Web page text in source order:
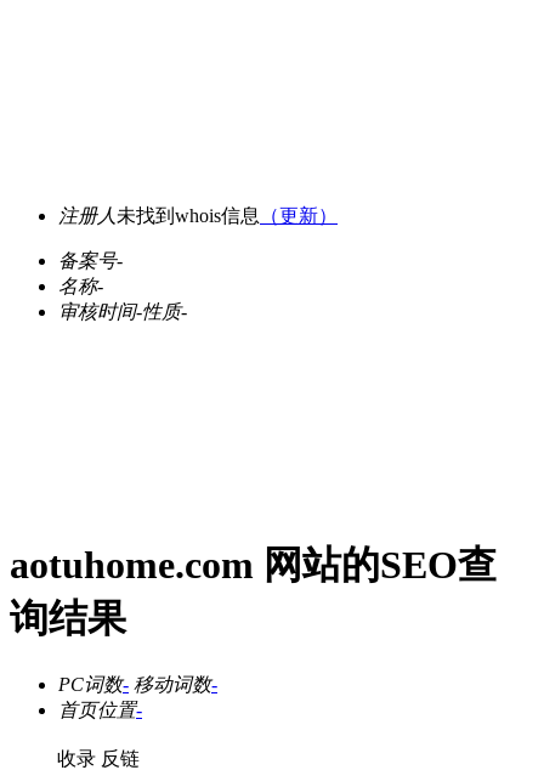
注册人 未找到whois信息 （更新）
备案号-
名称-
审核时间-性质-
aotuhome.com 网站的SEO查
询结果
PC词数- 移动词数-
首页位置-
收录 反链